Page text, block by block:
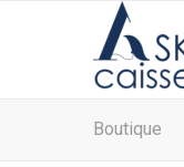
Boutique